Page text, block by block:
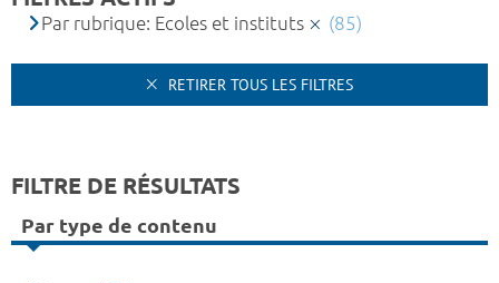
Par rubrique: Ecoles et instituts (85)
RETIRER TOUS LES FILTRES
FILTRE DE RÉSULTATS
Par type de contenu